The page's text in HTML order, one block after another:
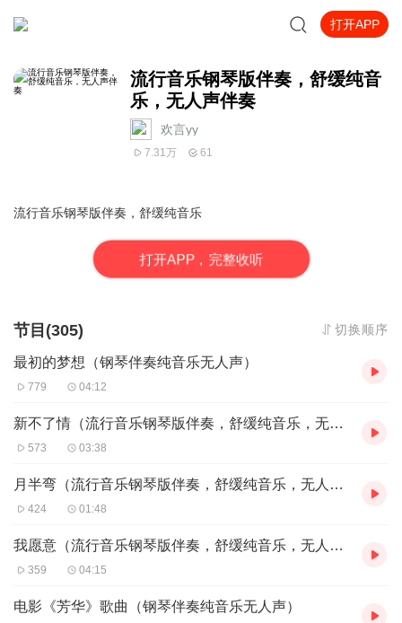
打开APP
流行音乐钢琴版伴奏，舒缓纯音
乐，无人声伴奏
欢言yy
7.31万 61
流行音乐钢琴版伴奏，舒缓纯音乐
打开APP，完整收听
节目(305) 切换顺序
最初的梦想（钢琴伴奏纯音乐无人声）
779 04:12
新不了情（流行音乐钢琴版伴奏，舒缓纯音乐，无人声伴奏）
573 03:38
月半弯（流行音乐钢琴版伴奏，舒缓纯音乐，无人声伴奏）
424 01:48
我愿意（流行音乐钢琴版伴奏，舒缓纯音乐，无人声伴奏）
359 04:15
电影《芳华》歌曲（钢琴伴奏纯音乐无人声）